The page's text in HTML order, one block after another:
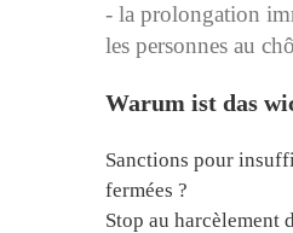
- la prolongation
les personnes au
Warum ist das
Sanctions pour
fermées ?
Stop au harcèlement